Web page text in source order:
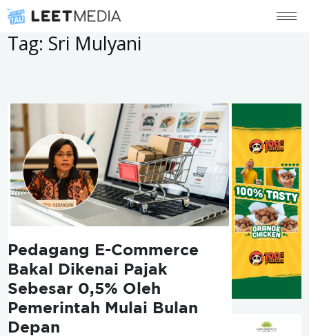
Tag: Sri Mulyani
Pedagang E-Commerce
Bakal Dikenai Pajak
Sebesar 0,5% Oleh
Pemerintah Mulai Bulan
Depan